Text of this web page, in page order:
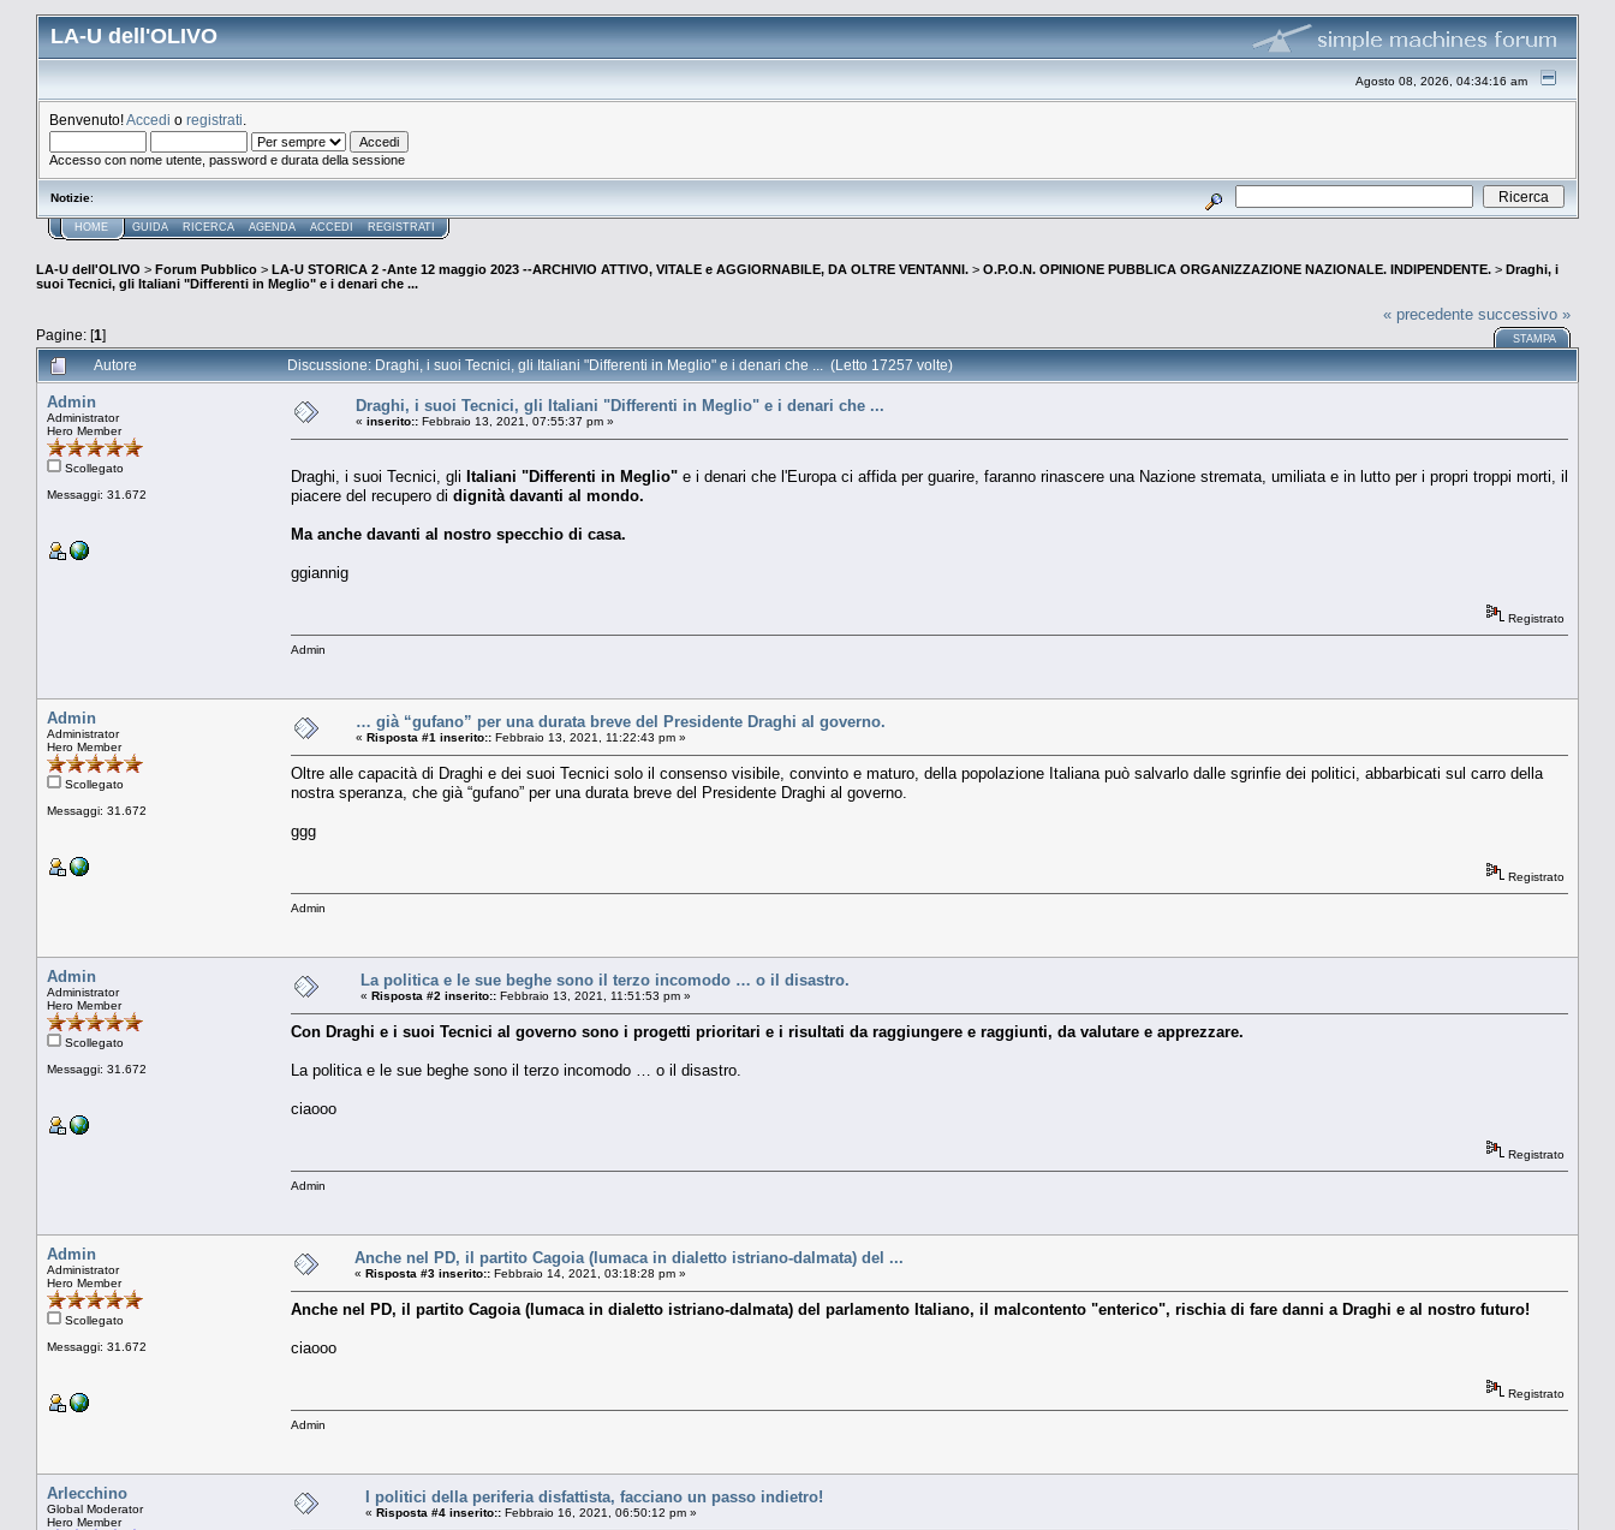
LA-U dell'OLIVO
Agosto 08, 2026, 04:34:16 am
Benvenuto!Accedi o registrati
Accesso con nome utente, password e durata della sessione
Notizie:
HOME GUIDA RICERCA AGENDA ACCEDI REGISTRATI
LA-U dell'OLIVO > Forum Pubblico > LA-U STORICA 2 -Ante 12 maggio 2023 --ARCHIVIO ATTIVO, VITALE e AGGIORNABILE, DA OLTRE VENTANNI. > O.P.O.N. OPINIONE PUBBLICA ORGANIZZAZIONE NAZIONALE. INDIPENDENTE. > Draghi, i
suoi Tecnici, gli Italiani "Differenti in Meglio" e i denari che ...
Pagine: [1]
« precedente successivo »
STAMPA
Autore Discussione: Draghi, i suoi Tecnici, gli Italiani "Differenti in Meglio" e i denari che ... (Letto 17257 volte)
Admin
Administrator
Hero Member
Scollegato
Messaggi: 31.672
Draghi, i suoi Tecnici, gli Italiani "Differenti in Meglio" e i denari che ...
« inserito:: Febbraio 13, 2021, 07:55:37 pm »
Draghi, i suoi Tecnici, gli Italiani "Differenti in Meglio" e i denari che l'Europa ci affida per guarire, faranno rinascere una Nazione stremata, umiliata e in lutto per i propri troppi morti, il
piacere del recupero di dignità davanti al mondo.
Ma anche davanti al nostro specchio di casa.
ggiannig
Registrato
Admin
Admin
Administrator
Hero Member
Scollegato
Messaggi: 31.672
… già “gufano” per una durata breve del Presidente Draghi al governo.
« Risposta #1 inserito:: Febbraio 13, 2021, 11:22:43 pm »
Oltre alle capacità di Draghi e dei suoi Tecnici solo il consenso visibile, convinto e maturo, della popolazione Italiana può salvarlo dalle sgrinfie dei politici, abbarbicati sul carro della
nostra speranza, che già “gufano” per una durata breve del Presidente Draghi al governo.
ggg
Registrato
Admin
Admin
Administrator
Hero Member
Scollegato
Messaggi: 31.672
La politica e le sue beghe sono il terzo incomodo … o il disastro.
« Risposta #2 inserito:: Febbraio 13, 2021, 11:51:53 pm »
Con Draghi e i suoi Tecnici al governo sono i progetti prioritari e i risultati da raggiungere e raggiunti, da valutare e apprezzare.
La politica e le sue beghe sono il terzo incomodo … o il disastro.
ciaooo
Registrato
Admin
Admin
Administrator
Hero Member
Scollegato
Messaggi: 31.672
Anche nel PD, il partito Cagoia (lumaca in dialetto istriano-dalmata) del ...
« Risposta #3 inserito:: Febbraio 14, 2021, 03:18:28 pm »
Anche nel PD, il partito Cagoia (lumaca in dialetto istriano-dalmata) del parlamento Italiano, il malcontento "enterico", rischia di fare danni a Draghi e al nostro futuro!
ciaooo
Registrato
Admin
Arlecchino
Global Moderator
Hero Member
I politici della periferia disfattista, facciano un passo indietro!
« Risposta #4 inserito:: Febbraio 16, 2021, 06:50:12 pm »